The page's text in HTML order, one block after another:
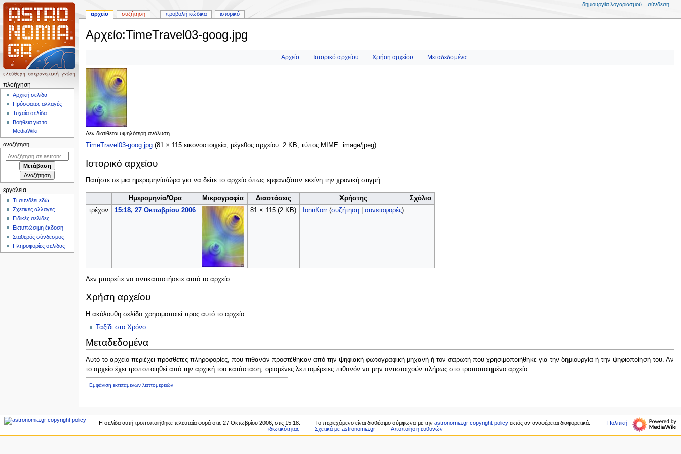
Αρχείο:TimeTravel03-goog.jpg
πλοήγηση
αναζήτηση
Αρχείο Ιστορικό αρχείου Χρήση αρχείου Μεταδεδομένα
Δεν διατίθεται υψηλότερη ανάλυση.
TimeTravel03-goog.jpg (81 × 115 εικονοστοιχεία, μέγεθος αρχείου: 2 KB, τύπος MIME: image/jpeg)
Ιστορικό αρχείου
Πατήστε σε μια ημερομηνία/ώρα για να δείτε το αρχείο όπως εμφανιζόταν εκείνη την χρονική στιγμή.
Ημερομηνία/Ώρα Μικρογραφία Διαστάσεις Χρήστης
Σχόλιο
τρέχον
15:18, 27 Οκτωβρίου 2006 81 × 115 (2 KB) IonnKorr (συζήτηση| συνεισφορές)
Δεν μπορείτε να αντικαταστήσετε αυτό το αρχείο.
Χρήση αρχείου
Η ακόλουθη σελίδα χρησιμοποιεί προς αυτό το αρχείο:
Ταξίδι στο Χρόνο
Μεταδεδομένα
Αυτό το αρχείο περιέχει πρόσθετες πληροφορίες, που πιθανόν προστέθηκαν από την ψηφιακή φωτογραφική μηχανή ή τον σαρωτή που χρησιμοποιήθηκε για την δημιουργία ή την ψηφιοποίησή του. Αν
το αρχείο έχει τροποποιηθεί από την αρχική του κατάσταση, ορισμένες λεπτομέρειες πιθανόν να μην αντιστοιχούν πλήρως στο τροποποιημένο αρχείο.
Εμφάνιση εκτεταμένων λεπτομερειών
Μ
π
γ
η
αρχείο συζήτηση προβολή κώδικα ιστορικό
δημιουργία λογαριασμού σύνδεση
πλοήγηση
Αρχική σελίδα
Πρόσφατες αλλαγές
Τυχαία σελίδα
Βοήθεια για το
MediaWiki
αναζήτηση
εργαλεία
Τι συνδέει εδώ
Σχετικές αλλαγές
Ειδικές σελίδες
Εκτυπώσιμη έκδοση
Σταθερός σύνδεσμος
Πληροφορίες σελίδας
Η σελίδα αυτή τροποποιήθηκε τελευταία φορά στις 27 Οκτωβρίου 2006, στις 15:18. Το περιεχόμενο είναι διαθέσιμο σύμφωνα με τηνastronomia.gr copyright policy εκτός αν αναφέρεται διαφορετικά.
Πολιτική
ιδιωτικότητας
Σχετικά με astronomia.gr Αποποίηση ευθυνών